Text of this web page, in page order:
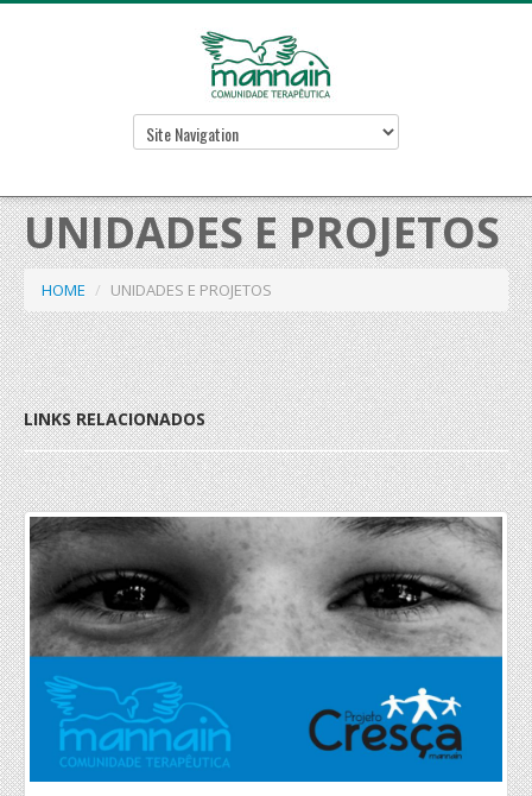
UNIDADES E PROJETOS
HOME / UNIDADES E PROJETOS
LINKS RELACIONADOS